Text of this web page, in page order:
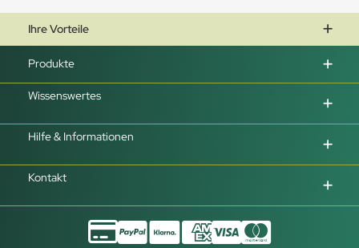
Ihre Vorteile
Produkte
Wissenswertes
Hilfe & Informationen
Kontakt